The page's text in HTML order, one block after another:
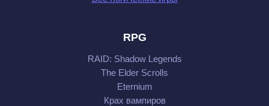
RPG
RAID: Shadow Legends
The Elder Scrolls
Eternium
Крах вампиров